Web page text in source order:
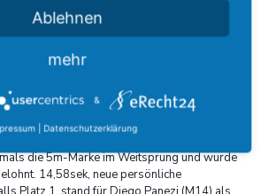
zahlte sich das Training für die
vorgelegten Zeiten über 100m, Leonie
der U16 zeigten einmal mehr ihre gute
die 5m-Marke im Weitsprung und wurde
14,58sek, neue persönliche
Ablehnen
mehr
&
Datenschutzerklärung